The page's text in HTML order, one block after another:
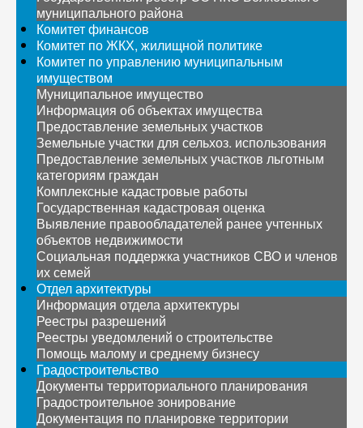
муниципального района
Комитет финансов
Комитет по ЖКХ, жилищной политике
Комитет по управлению муниципальным
имуществом
Муниципальное имущество
Информация об объектах имущества
Предоставление земельных участков
Земельные участки для сельхоз. использования
Предоставление земельных участков льготным
категориям граждан
Комплексные кадастровые работы
Государственная кадастровая оценка
Выявление правообладателей ранее учтенных
объектов недвижимости
Социальная поддержка участников СВО и членов
их семей
Отдел архитектуры
Информация отдела архитектуры
Реестры разрешений
Реестры уведомлений о строительстве
Помощь малому и среднему бизнесу
Градостроительство
Документы территориального планирования
Градостроительное зонирование
Документация по планировке территории